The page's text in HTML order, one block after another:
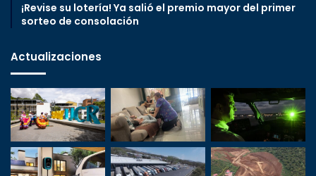
¡Revise su lotería! Ya salió el premio mayor del primer
sorteo de consolación
Actualizaciones